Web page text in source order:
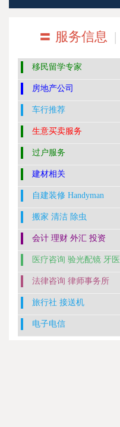
〓 服务信息 |
移民留学专家
房地产公司
车行推荐
生意买卖服务
过户服务
建材相关
自建装修 Handyman
搬家 清洁 除虫
会计 理财 外汇 投资
医疗咨询 验光配镜 牙医
法律咨询 律师事务所
旅行社 接送机
电子电信